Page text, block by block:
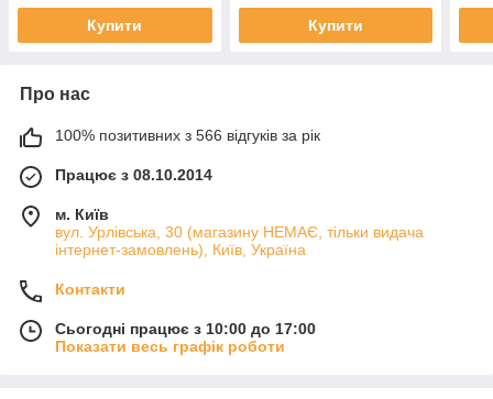
Купити Купити
Про нас
100% позитивних з 566 відгуків за рік
Працює з 08.10.2014
м. Київ
вул. Урлівська, 30 (магазину НЕМАЄ, тільки видача
інтернет-замовлень), Київ, Україна
Контакти
Сьогодні працює з 10:00 до 17:00
Показати весь графік роботи